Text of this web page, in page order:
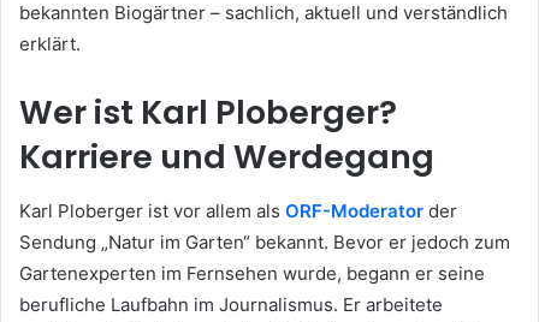
bekannten Biogärtner – sachlich, aktuell und verständlich
erklärt.
Wer ist Karl Ploberger?
Karriere und Werdegang
Karl Ploberger ist vor allem als ORF-Moderator der
Sendung „Natur im Garten“ bekannt. Bevor er jedoch zum
Gartenexperten im Fernsehen wurde, begann er seine
berufliche Laufbahn im Journalismus. Er arbeitete